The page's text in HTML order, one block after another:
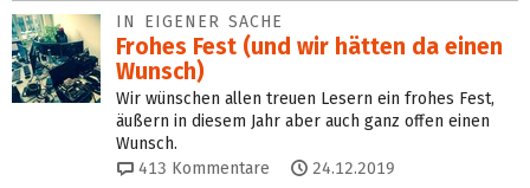
IN EIGENER SACHE
Frohes Fest (und wir hätten da einen
Wunsch)
Wir wünschen allen treuen Lesern ein frohes Fest,
äußern in diesem Jahr aber auch ganz offen einen
Wunsch.
413 Kommentare 24.12.2019